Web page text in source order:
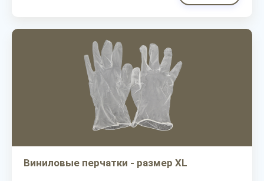
Виниловые перчатки - размер XL